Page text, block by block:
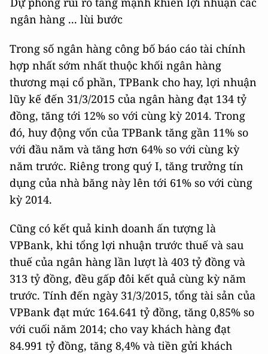
ngân hàng ... lùi bước
Trong số ngân hàng công bố báo cáo tài chính
hợp nhất sớm nhất thuộc khối ngân hàng
thương mại cổ phần, TPBank cho hay, lợi nhuận
lũy kế đến 31/3/2015 của ngân hàng đạt 134 tỷ
đồng, tăng tới 12% so với cùng kỳ 2014. Trong
đó, huy động vốn của TPBank tăng gần 11% so
với đầu năm và tăng hơn 64% so với cùng kỳ
năm trước. Riêng trong quý I, tăng trưởng tín
dụng của nhà băng này lên tới 61% so với cùng
kỳ 2014.
Cũng có kết quả kinh doanh ấn tượng là
VPBank, khi tổng lợi nhuận trước thuế và sau
thuế của ngân hàng lần lượt là 403 tỷ đồng và
313 tỷ đồng, đều gấp đôi kết quả cùng kỳ năm
trước. Tính đến ngày 31/3/2015, tổng tài sản của
VPBank đạt mức 164.641 tỷ đồng, tăng 0,85% so
với cuối năm 2014; cho vay khách hàng đạt
84.991 tỷ đồng, tăng 8,4% và tiền gửi khách